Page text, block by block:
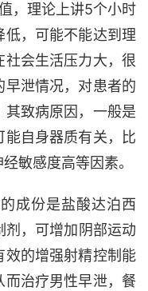
，理论上讲5个小时
，可能不能达到理
会生活压力大，很
泄情况，对患者的
致病原因，一般是
自身器质有关，比
敏感度高等因素。
成份是盐酸达泊西
，可增加阴部运动
效的增强射精控制能
而治疗男性早泄，餐